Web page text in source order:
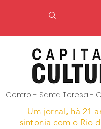
Centro - Santa Teresa -
Um jornal, hà 21
sintonia com o Rio